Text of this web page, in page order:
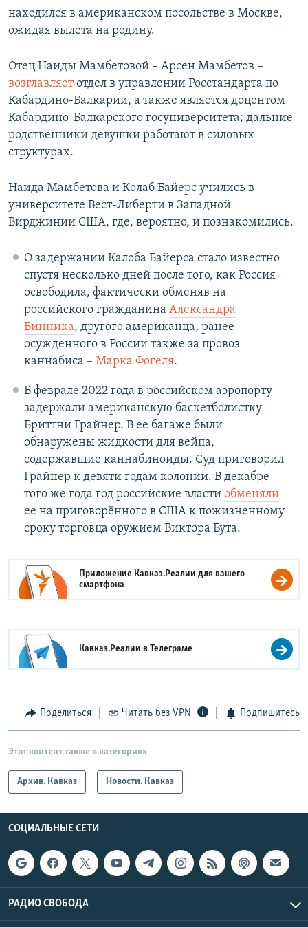
находился в американском посольстве в Москве,
ожидая вылета на родину.
Отец Наиды Мамбетовой – Арсен Мамбетов –
возглавляетотдел в управлении Росстандарта по
Кабардино-Балкарии, а также является доцентом
Кабардино-Балкарского госуниверситета; дальние
родственники девушки работают в силовых
структурах.
Наида Мамбетова и Колаб Байерс учились в
университете Вест-Либерти в Западной
Вирджинии США, где, вероятно, и познакомились.
О задержании Калоба Байерса стало известно
спустя несколько дней после того, как Россия
освободила, фактически обменяв на
российского гражданина Александра
Винника, другого американца, ранее
осужденного в России также за провоз
каннабиса – Марка Фогеля.
В феврале 2022 года в российском аэропорту
задержали американскую баскетболистку
Бриттни Грайнер. В ее багаже были
обнаружены жидкости для вейпа,
содержавшие каннабиноиды. Суд приговорил
Грайнер к девяти годам колонии. В декабре
того же года год российские власти обменяли
ее на приговорённого в США к пожизненному
сроку торговца оружием Виктора Бута.
Приложение Кавказ.Реалии для вашего
смартфона
Кавказ.Реалии вТелеграме
Поделиться Читать без VPN Подпишитесь
Этот контент также в категориях
Архив. Кавказ Новости. Кавказ
СОЦИАЛЬНЫЕ СЕТИ
РАДИО СВОБОДА